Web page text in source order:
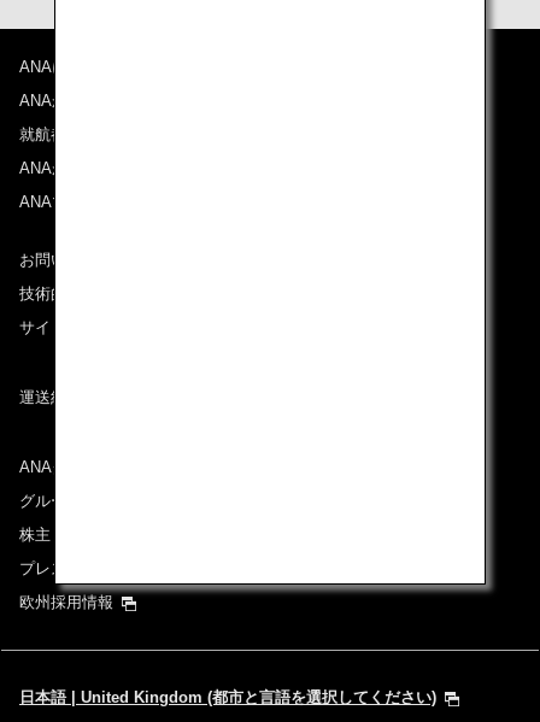
ANAについて
ANAからのお知らせ
就航都市
ANAがお約束する体験
ANAマイレージクラブ
お問い合わせ
技術的なお問い合わせ（推奨環境）
サイトマップ
運送約款
ANAグループについて
グループ企業一覧
株主・投資家情報
プレスリリース
欧州採用情報
日本語 | United Kingdom (都市と言語を選択してください)